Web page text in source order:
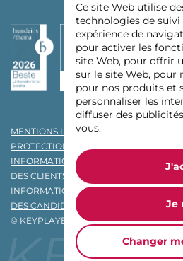
Ce site Web utilise
technologies de
expérience de
pour activer les
site Web, pour offrir
sur le site Web, pour
pour nos produits et
personnaliser les
diffuser des
vous.
Je
Changer
MENTIONS LÉGALES
PROTECTION DES DONNÉES
INFORMATIONS CONCERNANT LA
DES CLIENTS
INFORMATIONS CONCERNANT LA
DES CANDIDATS
© KEYPLAYER INTERIM MANAGEMENT